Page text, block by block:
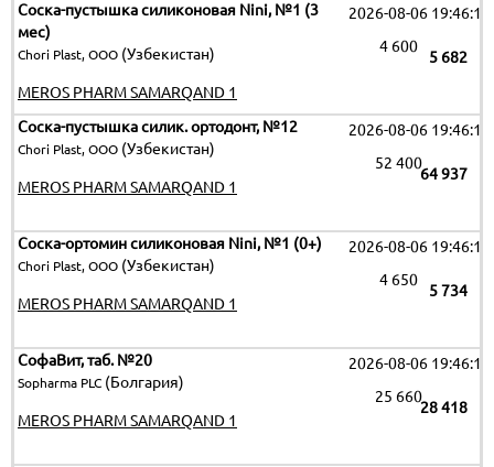
Соска-пустышка силиконовая Nini, №1 (3
мес)
Chori Plast, ООО (Узбекистан)
2026-08-06 19:46:15
5 682
4 600
MEROS PHARM SAMARQAND 1
Соска-пустышка силик. ортодонт, №12
Chori Plast, ООО (Узбекистан)
2026-08-06 19:46:15
64 937
52 400
MEROS PHARM SAMARQAND 1
Соска-ортомин силиконовая Nini, №1 (0+)
Chori Plast, ООО (Узбекистан)
2026-08-06 19:46:15
5 734
4 650
MEROS PHARM SAMARQAND 1
СофаВит, таб. №20
Sopharma PLC (Болгария)
2026-08-06 19:46:15
28 418
25 660
MEROS PHARM SAMARQAND 1